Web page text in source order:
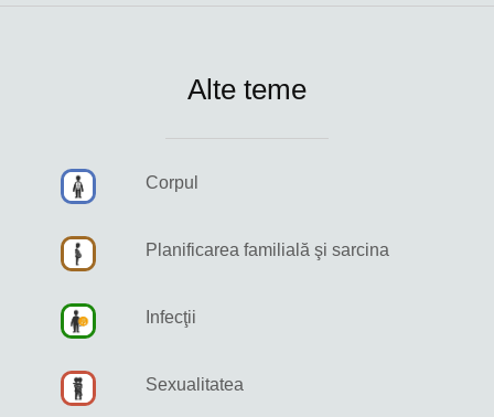
Alte teme
Corpul
Planificarea familială şi sarcina
Infecţii
Sexualitatea